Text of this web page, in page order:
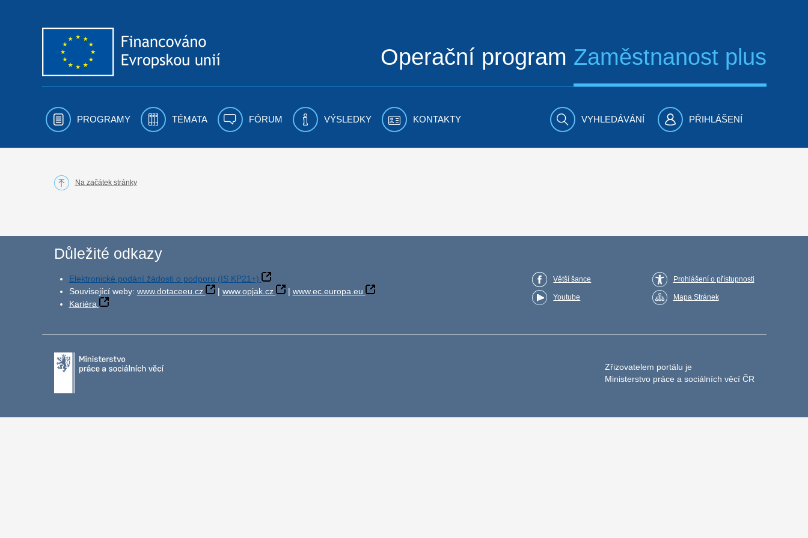
Operační program Zaměstnanost plus
PROGRAMY TÉMATA FÓRUM VÝSLEDKY KONTAKTY VYHLEDÁVÁNÍ PŘIHLÁŠENÍ
Na začátek stránky
Důležité odkazy
Elektronické podání žádosti o podporu (IS KP21+)
Související weby: www.dotaceeu.cz | www.opjak.cz | www.ec.europa.eu
Kariéra
Větší šance
Youtube
Prohlášení o přístupnosti
Mapa Stránek
Zřizovatelem portálu je
Ministerstvo práce a sociálních věcí ČR